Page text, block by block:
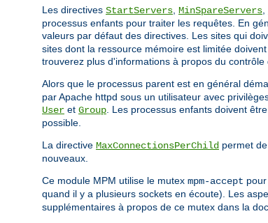
Les directives StartServers MinSpareServers
processus enfants pour traiter les requêtes. En
valeurs par défaut des directives. Les sites qui
sites dont la ressource mémoire est limitée
trouverez plus d'informations à propos du
Alors que le processus parent est en général
par Apache httpd sous un utilisateur avec
User et Group . Les processus enfants doivent
possible.
La directive MaxConnectionsPerChild permet
nouveaux.
Ce module MPM utilise le mutex mpm-accept
quand il y a plusieurs sockets en écoute). Les
supplémentaires à propos de ce mutex dans la